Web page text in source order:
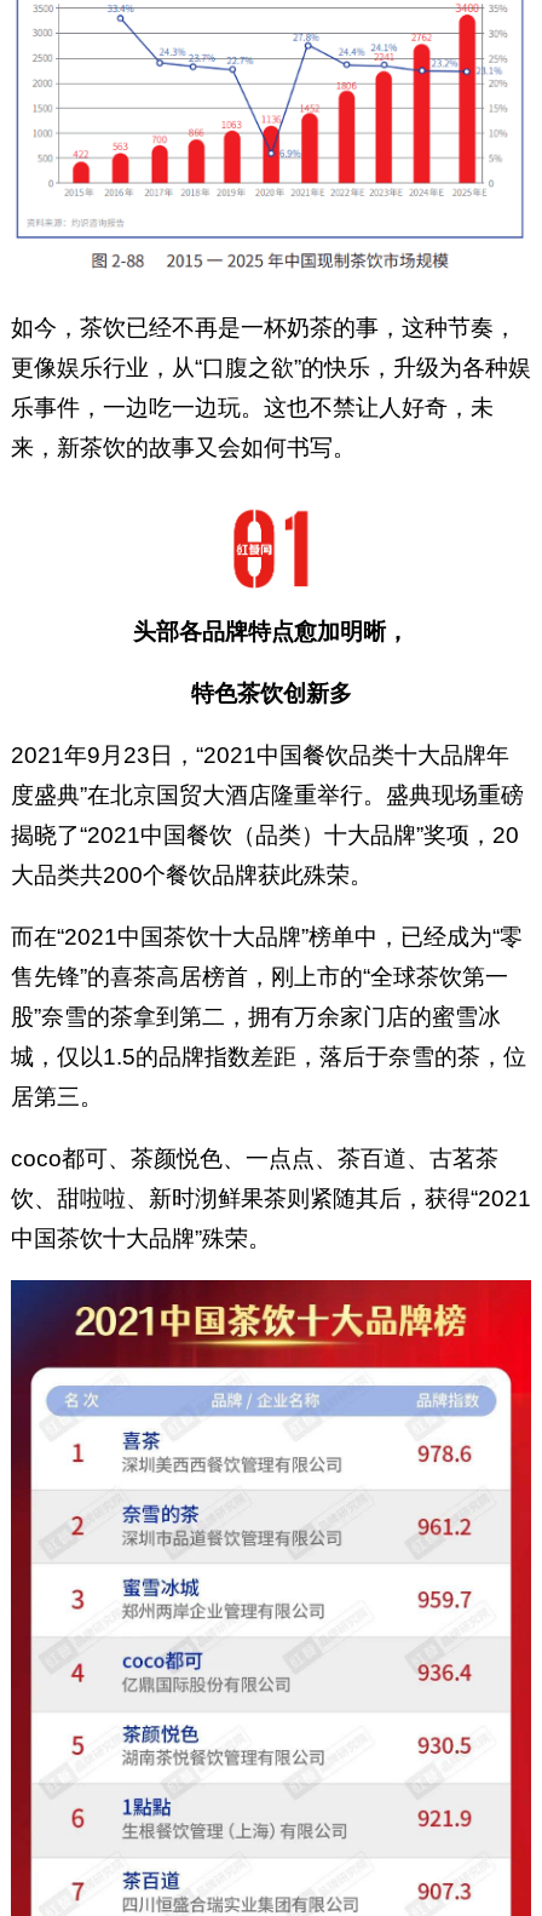
如今，茶饮已经不再是一杯奶茶的事，这种节奏，
更像娱乐行业，从“口腹之欲”的快乐，升级为各种娱
乐事件，一边吃一边玩。这也不禁让人好奇，未
来，新茶饮的故事又会如何书写。
头部各品牌特点愈加明晰，
特色茶饮创新多
2021年9月23日，“2021中国餐饮品类十大品牌年
度盛典”在北京国贸大酒店隆重举行。盛典现场重磅
揭晓了“2021中国餐饮（品类）十大品牌”奖项，20
大品类共200个餐饮品牌获此殊荣。
而在“2021中国茶饮十大品牌”榜单中，已经成为“零
售先锋”的喜茶高居榜首，刚上市的“全球茶饮第一
股”奈雪的茶拿到第二，拥有万余家门店的蜜雪冰
城，仅以1.5的品牌指数差距，落后于奈雪的茶，位
居第三。
coco都可、茶颜悦色、一点点、茶百道、古茗茶
饮、甜啦啦、新时沏鲜果茶则紧随其后，获得“2021
中国茶饮十大品牌”殊荣。